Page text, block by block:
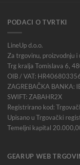
PODACI O TVRTKI
LineUp d.o.o.
Za trgovinu, proizvodnju i
Trg kralja Tomislava 6,
OIB / VAT:
ZAGREBAČKA
SWIFT: ZABAHR2X
Registrirano kod:
Upisano u Trgovački
Temeljni kapital
GEARUP WEB